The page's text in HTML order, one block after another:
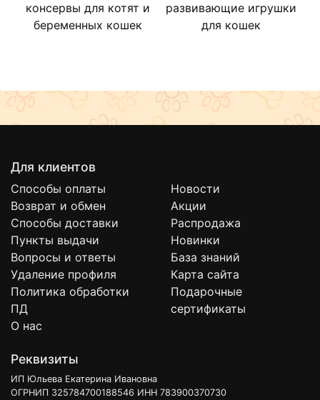
консервы для котят и
беременных кошек
развивающие игрушки
для кошек
Для клиентов
Способы оплаты
Возврат и обмен
Способы доставки
Пункты выдачи
Вопросы и ответы
Удаление профиля
Политика обработки
ПД
О нас
Новости
Акции
Распродажа
Новинки
База знаний
Карта сайта
Подарочные
сертификаты
Реквизиты
ИП Юльева Екатерина Ивановна
ОГРНИП 325784700188546 ИНН 783900370730